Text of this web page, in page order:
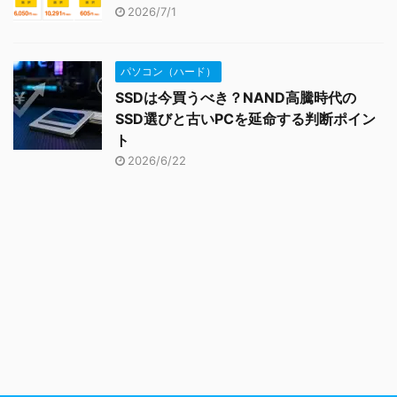
2026/7/1
パソコン（ハード）
SSDは今買うべき？NAND高騰時代の
SSD選びと古いPCを延命する判断ポイン
ト
2026/6/22